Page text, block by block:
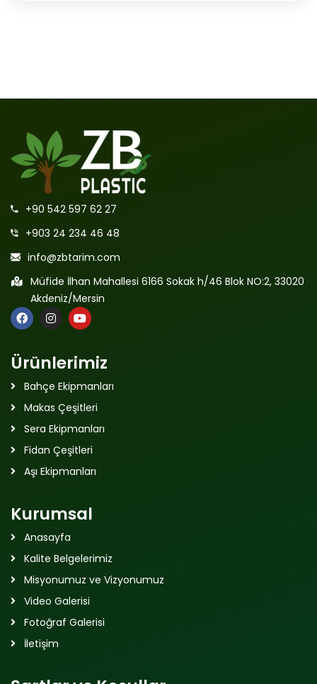
+90 542 597 62 27
+903 24 234 46 48
info@zbtarim.com
Müfide İlhan Mahallesi 6166 Sokak h/46 Blok NO:2, 33020
Akdeniz/Mersin
Ürünlerimiz
Bahçe Ekipmanları
Makas Çeşitleri
Sera Ekipmanları
Fidan Çeşitleri
Aşı Ekipmanları
Kurumsal
Anasayfa
Kalite Belgelerimiz
Misyonumuz ve Vizyonumuz
Video Galerisi
Fotoğraf Galerisi
İletişim